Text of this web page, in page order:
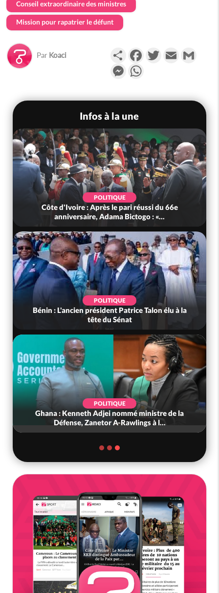
Conseil extraordinaire des ministres
Mission pour rapatrier le défunt
Par Koaci PartagerFacebookTwitterEmail
Messenger
Infos à la une
POLITIQUE
Côte d'Ivoire : Après le pari réussi du 66e
anniversaire, Adama Bictogo : «...
POLITIQUE
Bénin : L'ancien président Patrice Talon élu à la
tête du Sénat
POLITIQUE
Ghana : Kenneth Adjei nommé ministre de la
Défense, Zanetor A-Rawlings à l...